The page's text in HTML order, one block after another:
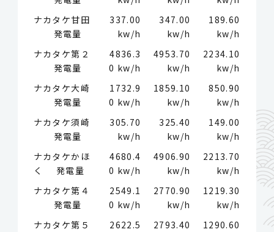
ナカタケ甘田
発電量
337.00
kw/h
347.00
kw/h
189.60
kw/h
ナカタケ第２
発電量
4836.3
0 kw/h
4953.70
kw/h
2234.10
kw/h
ナカタケ大崎
発電量
1732.9
0 kw/h
1859.10
kw/h
850.90
kw/h
ナカタケ須崎
発電量
305.70
kw/h
325.40
kw/h
149.00
kw/h
ナカタケかほ
く 発電量
4680.4
0 kw/h
4906.90
kw/h
2213.70
kw/h
ナカタケ第４
発電量
2549.1
0 kw/h
2770.90
kw/h
1219.30
kw/h
ナカタケ第５
2622.5
2793.40
1290.60